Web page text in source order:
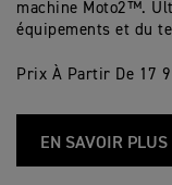
machine Moto2™.
équipements et du
Prix À Partir De 17
EN SAVOIR PLUS